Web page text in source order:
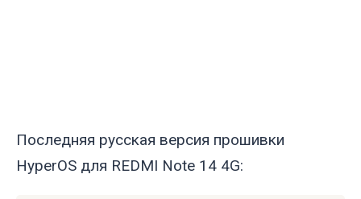
Последняя русская версия прошивки
HyperOS для REDMI Note 14 4G: